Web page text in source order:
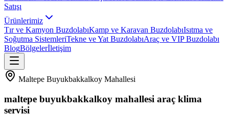
Satışı
Ürünlerimiz
Tır ve Kamyon BuzdolabıKamp ve Karavan BuzdolabıIsıtma ve
Soğutma SistemleriTekne ve Yat BuzdolabıAraç ve VIP Buzdolabı
BlogBölgelerİletişim
Maltepe Buyukbakkalkoy Mahallesi
maltepe buyukbakkalkoy mahallesi araç klima
servisi